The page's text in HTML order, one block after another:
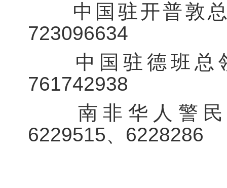
中国驻开普敦总
723096634
中国驻德班总领
761742938
南非华人警民
6229515、6228286